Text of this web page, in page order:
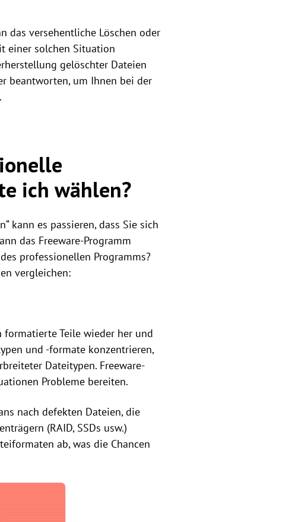
das versehentliche Löschen oder
einer solchen Situation
gelöschter Dateien
beantworten, um Ihnen bei der
ich wählen?
kann es passieren, dass Sie sich
das Freeware-Programm
professionellen Programms?
vergleichen:
formatierte Teile wieder her und
und -formate konzentrieren,
Dateitypen. Freeware-
Probleme bereiten.
nach defekten Dateien, die
(RAID, SSDs usw.)
ab, was die Chancen